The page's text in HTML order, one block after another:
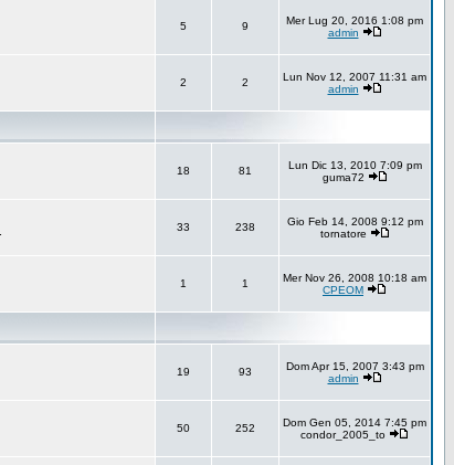
5 9
Mer Lug 20, 2016 1:08 pm
admin
2 2
Lun Nov 12, 2007 11:31 am
admin
18 81
Lun Dic 13, 2010 7:09 pm
guma72
33 238
Gio Feb 14, 2008 9:12 pm
tornatore
1 1
Mer Nov 26, 2008 10:18 am
CPEOM
19 93
Dom Apr 15, 2007 3:43 pm
admin
50 252
Dom Gen 05, 2014 7:45 pm
condor_2005_to